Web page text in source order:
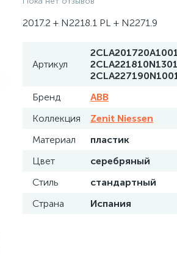
2017.2 + N2218.1 PL + N2271.9
Артикул
Бренд
ABB
Коллекция
Zenit Niessen
Материал
пластик
Цвет
серебряный
Стиль
стандартный
Страна
Испания